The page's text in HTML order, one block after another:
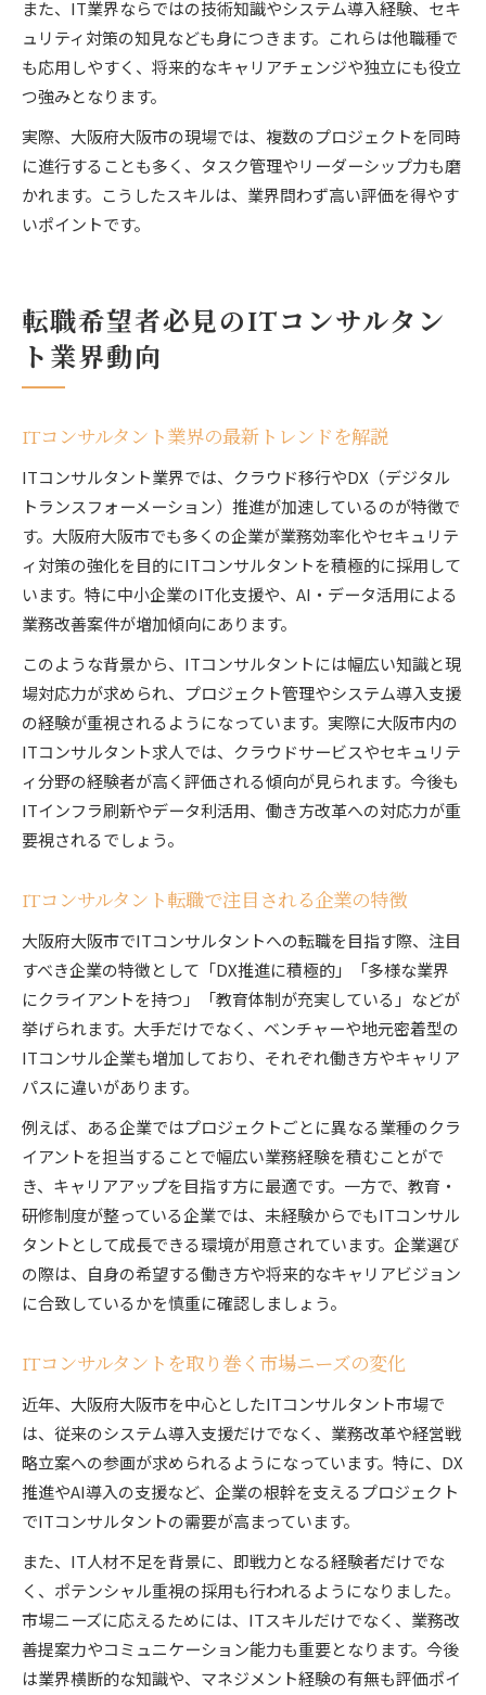
また、IT業界ならではの技術知識やシステム導入経験、セキ
ュリティ対策の知見なども身につきます。これらは他職種で
も応用しやすく、将来的なキャリアチェンジや独立にも役立
つ強みとなります。
実際、大阪府大阪市の現場では、複数のプロジェクトを同時
に進行することも多く、タスク管理やリーダーシップ力も磨
かれます。こうしたスキルは、業界問わず高い評価を得やす
いポイントです。
転職希望者必見のITコンサルタン
ト業界動向
ITコンサルタント業界の最新トレンドを解説
ITコンサルタント業界では、クラウド移行やDX（デジタル
トランスフォーメーション）推進が加速しているのが特徴で
す。大阪府大阪市でも多くの企業が業務効率化やセキュリテ
ィ対策の強化を目的にITコンサルタントを積極的に採用して
います。特に中小企業のIT化支援や、AI・データ活用による
業務改善案件が増加傾向にあります。
このような背景から、ITコンサルタントには幅広い知識と現
場対応力が求められ、プロジェクト管理やシステム導入支援
の経験が重視されるようになっています。実際に大阪市内の
ITコンサルタント求人では、クラウドサービスやセキュリテ
ィ分野の経験者が高く評価される傾向が見られます。今後も
ITインフラ刷新やデータ利活用、働き方改革への対応力が重
要視されるでしょう。
ITコンサルタント転職で注目される企業の特徴
大阪府大阪市でITコンサルタントへの転職を目指す際、注目
すべき企業の特徴として「DX推進に積極的」「多様な業界
にクライアントを持つ」「教育体制が充実している」などが
挙げられます。大手だけでなく、ベンチャーや地元密着型の
ITコンサル企業も増加しており、それぞれ働き方やキャリア
パスに違いがあります。
例えば、ある企業ではプロジェクトごとに異なる業種のクラ
イアントを担当することで幅広い業務経験を積むことがで
き、キャリアアップを目指す方に最適です。一方で、教育・
研修制度が整っている企業では、未経験からでもITコンサル
タントとして成長できる環境が用意されています。企業選び
の際は、自身の希望する働き方や将来的なキャリアビジョン
に合致しているかを慎重に確認しましょう。
ITコンサルタントを取り巻く市場ニーズの変化
近年、大阪府大阪市を中心としたITコンサルタント市場で
は、従来のシステム導入支援だけでなく、業務改革や経営戦
略立案への参画が求められるようになっています。特に、DX
推進やAI導入の支援など、企業の根幹を支えるプロジェクト
でITコンサルタントの需要が高まっています。
また、IT人材不足を背景に、即戦力となる経験者だけでな
く、ポテンシャル重視の採用も行われるようになりました。
市場ニーズに応えるためには、ITスキルだけでなく、業務改
善提案力やコミュニケーション能力も重要となります。今後
は業界横断的な知識や、マネジメント経験の有無も評価ポイ